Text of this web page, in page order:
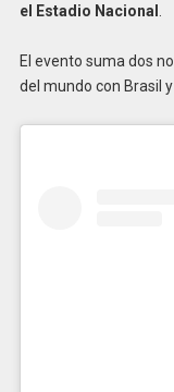
el Estadio Nacional
El evento suma dos
del mundo con Brasil